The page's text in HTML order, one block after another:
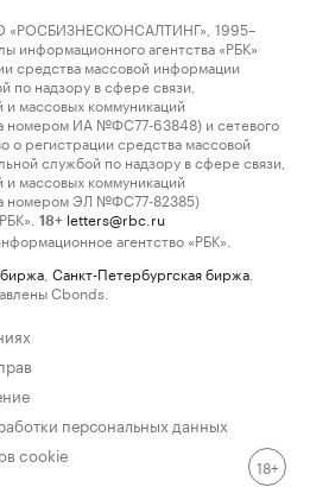
1995–
информационного агентства «РБК»
средства массовой информации
по надзору в сфере связи,
массовых коммуникаций
номером ИА №ФС77-63848) и сетевого
о регистрации средства массовой
службой по надзору в сфере связи,
массовых коммуникаций
номером ЭЛ №ФС77-82385)
18+ letters@rbc.ru
агентство «РБК».
Санкт-Петербургская биржа
Cbonds.
персональных данных
cookie
18+